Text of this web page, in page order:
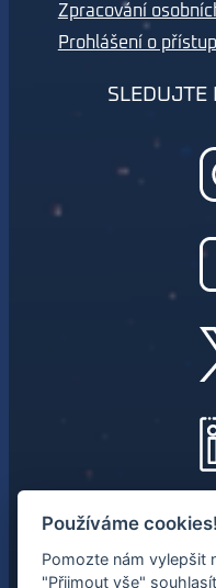
Zpracování
Prohlášení o
SLEDUJTE
Mějte
Používáme cookies!
Pomozte nám vylepšit
"Přijmout vše"